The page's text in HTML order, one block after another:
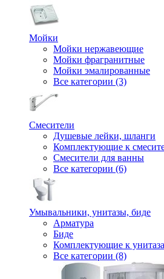
Мойки
Мойки нержавеющие
Мойки фрагранитные
Мойки эмалированные
Все категории (3)
Смесители
Душевые лейки, шланги
Комплектующие к
Смесители для ванны
Все категории (6)
Умывальники, унитазы, биде
Арматура
Биде
Комплектующие к
Все категории (8)